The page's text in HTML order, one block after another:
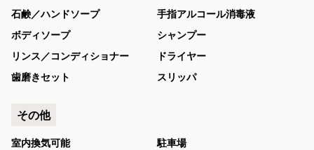
石鹸／ハンドソープ
手指アルコール消毒液
ボディソープ
シャンプー
リンス／コンディショナー
ドライヤー
歯磨きセット
スリッパ
その他
室内換気可能 駐車場